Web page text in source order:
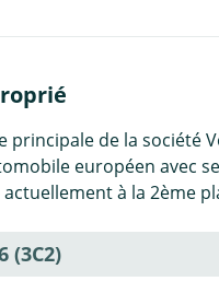
principale de la société
européen avec
actuellement à la 2ème
(3C2)